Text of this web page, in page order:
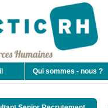
Qui sommes - nous ?